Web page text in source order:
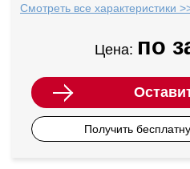
Смотреть все характеристики
Цена: по
Получить